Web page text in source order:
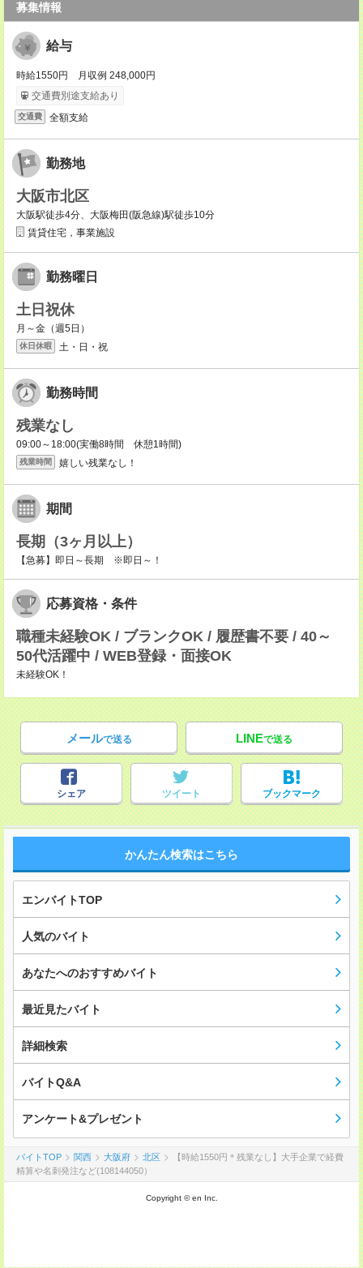
募集情報
給与
時給1550円 月収例 248,000円
交通費別途支給あり
交通費 全額支給
勤務地
大阪市北区
大阪駅徒歩4分、大阪梅田(阪急線)駅徒歩10分
賃貸住宅，事業施設
勤務曜日
土日祝休
月～金（週5日）
休日休暇 土・日・祝
勤務時間
残業なし
09:00～18:00(実働8時間 休憩1時間)
残業時間 嬉しい残業なし！
期間
長期（3ヶ月以上）
【急募】即日～長期 ※即日～！
応募資格・条件
職種未経験OK / ブランクOK / 履歴書不要 / 40～
50代活躍中 / WEB登録・面接OK
未経験OK！
メールで送る LINEで送る
シェア ツイート ブックマーク
かんたん検索はこちら
エンバイトTOP
人気のバイト
あなたへのおすすめバイト
最近見たバイト
詳細検索
バイトQ&A
アンケート&プレゼント
バイトTOP 関西 大阪府 北区
【時給1550円＊残業なし】大手企業で経費
精算や名刺発注など(108144050）
Copyright © en Inc.